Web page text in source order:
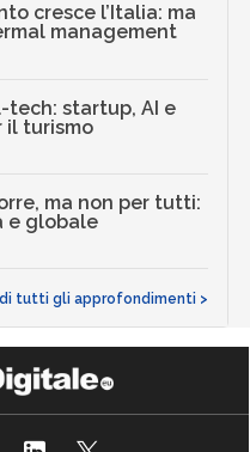
cresce l’Italia: ma
management
tech: startup, AI e
il turismo
ma non per tutti:
e globale
tutti gli approfondimenti >